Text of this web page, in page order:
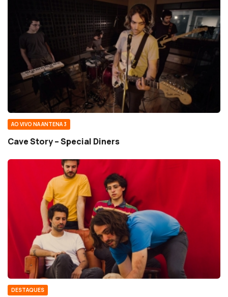
AO VIVO NA ANTENA 3
Cave Story – Special Diners
DESTAQUES